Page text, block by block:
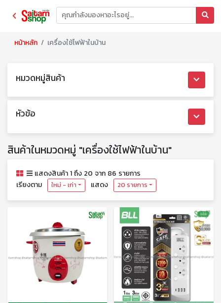
หน้าหลัก เครื่องใช้ไฟฟ้าในบ้าน
หมวดหมู่สินค้า
หัวข้อ
สินค้าในหมวดหมู่ "เครื่องใช้ไฟฟ้าในบ้าน"
แสดงสินค้า 1 ถึง 20 จาก 86 รายการ
เรียงตาม
ใหม่ - เก่า แสดง 20 รายการ